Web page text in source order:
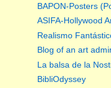
BAPON-Posters
ASIFA-Hollywood
Realismo
Blog of an art
La balsa de la
BibliOdyssey